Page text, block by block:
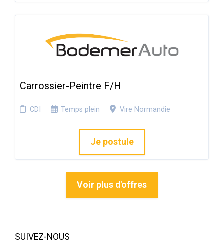
Carrossier-Peintre F/H
CDI Temps plein Vire Normandie
Je postule
Voir plus d'offres
SUIVEZ-NOUS